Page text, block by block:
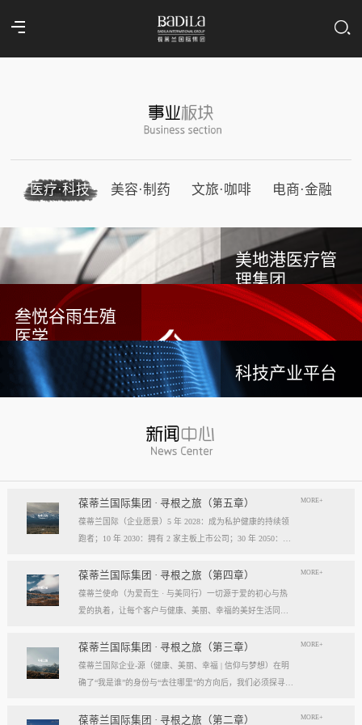
医疗·科技 美容·制药 文旅·咖啡 电商·金融
美地港医疗管
理集团
叁悦谷雨生殖
医学
科技产业平台
葆蒂兰国际集团 · 寻根之旅（第五章）
葆蒂兰国际（企业愿景）5 年 2028：成为私护健康的持续领
跑者；10 年 2030：拥有 2 家主板上市公司；30 年 2050：成
葆蒂兰国际立志成为健康产业中一个响亮的中国品牌。我们
以“为爱而生，与美同行”为使命，绘制出一幅清晰而雄心勃
勃的发展蓝图，旨在以坚实的步伐，从专业的深度走向事业
028 | 5年愿景）成为“私护健康领域的持续领跑者”· 定位： 我
MORE+
葆蒂兰国际集团 · 寻根之旅（第四章）
葆蒂兰使命（为爱而生 · 与美同行）一切源于爱的初心与热
爱的执着，让每个客户与健康、美丽、幸福的美好生活同
双翼“爱的初心”与“热爱的执着”，共同构成了葆蒂兰的精神内
核与力量源泉，二者如同呼吸，一呼一吸，生生不息。爱的
初心，是我们的根脉与方向。它是最初那份纯粹的善意、利
MORE+
葆蒂兰国际集团 · 寻根之旅（第三章）
葆蒂兰国际企业-源（健康、美丽、幸福 | 信仰与梦想）在明
确了“我是谁”的身份与“去往哪里”的方向后，我们必须探寻滋
格局与能量。它，就是葆蒂兰的“源”——我们一切思想与行
MORE+
葆蒂兰国际集团 · 寻根之旅（第二章） MORE+